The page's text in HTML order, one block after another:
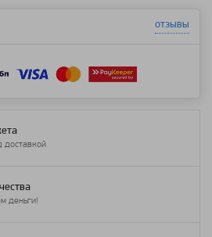
отзывы
доставкой
деньги!